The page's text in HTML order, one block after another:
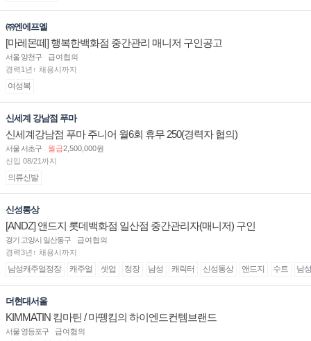
㈜엔에프엘
[마레몬떼] 행복한백화점 중간관리 매니저 구인공고
서울 양천구
급여협의
경력1년↑ 채용시까지
여성복
신세계 강남점 푸마
신세계강남점 푸마 주니어 월6회 휴무 250(경력자 협의)
서울 서초구 월급2,500,000원
신입 08/21까지
의류신발
신성통상
[ANDZ] 앤드지 롯데백화점 일산점 중간관리자(매니저) 구인
경기 고양시 일산동구
급여협의
경력3년↑ 채용시까지
남성캐주얼정장 캐주얼 셋업 정장 남성 캐릭터 신성통상 앤드지 수트 남
더현대서울
KIMMATIN 킴마틴 / 마뗑킴의 하이엔드컨템브랜드
서울 영등포구
급여협의